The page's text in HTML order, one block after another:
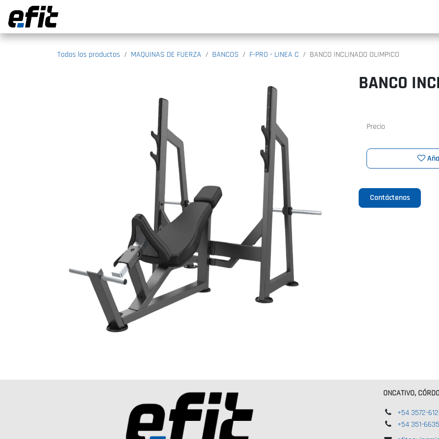
Ir al contenido
Todos los productos MAQUINAS DE FUERZA BANCOS F-PRO - LINEA C BANCO INCLINADO OLIMPICO
BANCO
Precio
Contáctenos
ONCATIVO,
+54 3572-
+54 351-